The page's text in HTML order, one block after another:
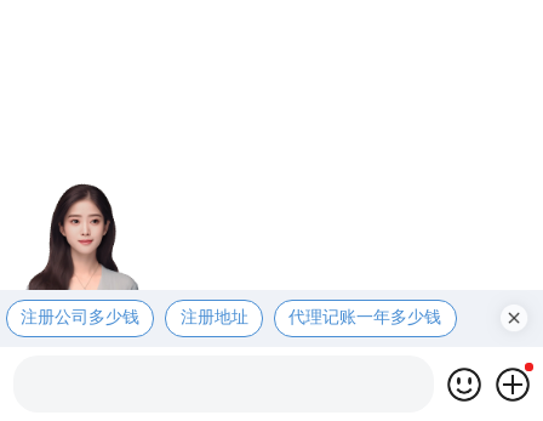
注册公司多少钱 注册地址 代理记账一年多少钱